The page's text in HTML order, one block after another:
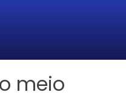
meio